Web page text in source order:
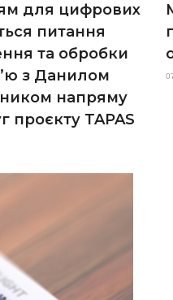
для цифрових
питання
та обробки
з Данилом
напряму
проєкту TAPAS